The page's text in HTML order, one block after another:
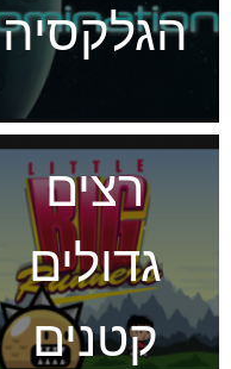
הגלקסיה
רצים
גדולים
קטנים